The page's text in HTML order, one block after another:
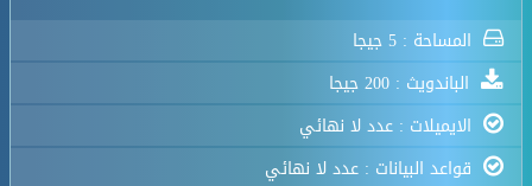
المساحة : 5 جيجا
الباندويث : 200 جيجا
الايميلات : عدد لا نهائي
قواعد البيانات : عدد لا نهائي